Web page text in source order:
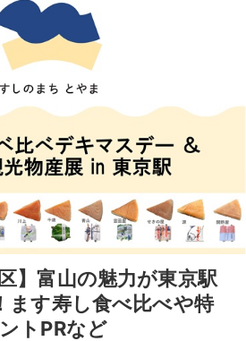
】富山の魅力が東京駅
ます寿し食べ比べや特
トPRなど